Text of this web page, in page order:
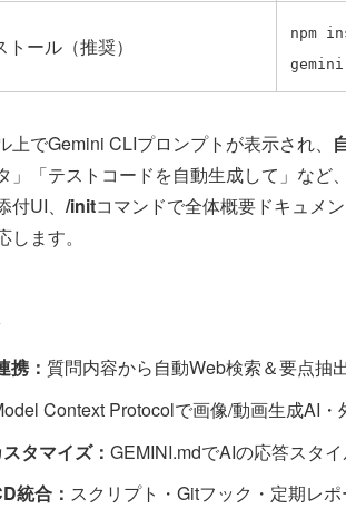
ール（推奨）
npm
gemini
上でGemini CLIプロンプトが表示され、
」「テストコードを自動生成して」など
UI、 /initコマンドで全体概要ドキュメ
ます。
携： 質問内容から自動Web検索＆要点抽
Context Protocolで画像/動画生成AI
タマイズ： GEMINI.mdでAIの応答スタ
統合： スクリプト・Gitフック・定期レ